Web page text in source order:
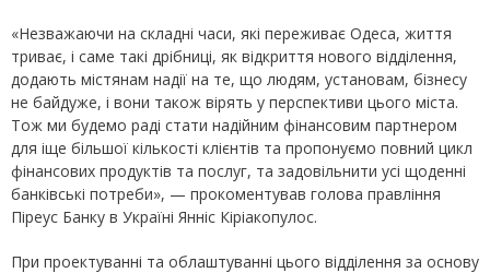
«Незважаючи на складні часи, які переживає Одеса, життя
триває, і саме такі дрібниці, як відкриття нового відділення,
додають містянам надії на те, що людям, установам, бізнесу
не байдуже, і вони також вірять у перспективи цього міста.
Тож ми будемо раді стати надійним фінансовим партнером
для іще більшої кількості клієнтів та пропонуємо повний цикл
фінансових продуктів та послуг, та задовільнити усі щоденні
банківські потреби», — прокоментував голова правління
Піреус Банку в Україні Янніс Кіріакопулос.
При проектуванні та облаштуванні цього відділення за основу